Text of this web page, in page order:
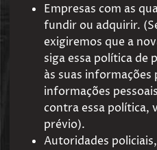
Empresas com as
fundir ou adquirir.
exigiremos que a
siga essa política de
às suas informações
informações
contra essa política,
prévio).
Autoridades